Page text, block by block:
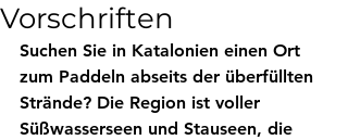
Vorschriften
Suchen Sie in Katalonien einen Ort
zum Paddeln abseits der überfüllten
Strände? Die Region ist voller
Süßwasserseen und Stauseen, die